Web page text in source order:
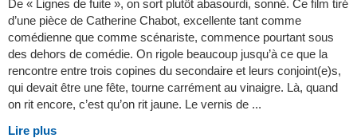
De « Lignes de fuite », on sort plutôt abasourdi, sonné. Ce film tiré
d’une pièce de Catherine Chabot, excellente tant comme
comédienne que comme scénariste, commence pourtant sous
des dehors de comédie. On rigole beaucoup jusqu’à ce que la
rencontre entre trois copines du secondaire et leurs conjoint(e)s,
qui devait être une fête, tourne carrément au vinaigre. Là, quand
on rit encore, c’est qu’on rit jaune. Le vernis de ...
Lire plus